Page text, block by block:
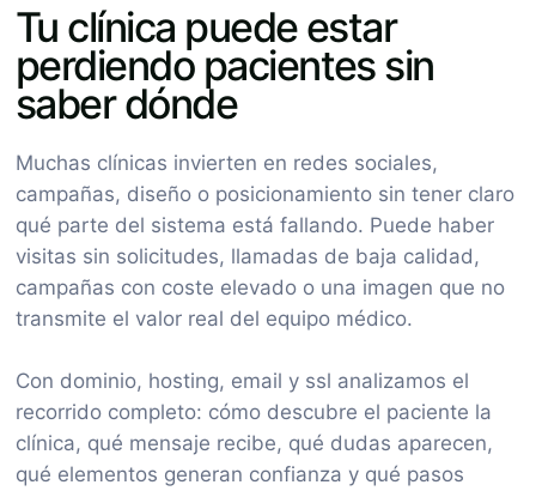
Tu clínica puede estar
perdiendo pacientes sin
saber dónde
Muchas clínicas invierten en redes sociales,
campañas, diseño o posicionamiento sin tener claro
qué parte del sistema está fallando. Puede haber
visitas sin solicitudes, llamadas de baja calidad,
campañas con coste elevado o una imagen que no
transmite el valor real del equipo médico.
Con dominio, hosting, email y ssl analizamos el
recorrido completo: cómo descubre el paciente la
clínica, qué mensaje recibe, qué dudas aparecen,
qué elementos generan confianza y qué pasos